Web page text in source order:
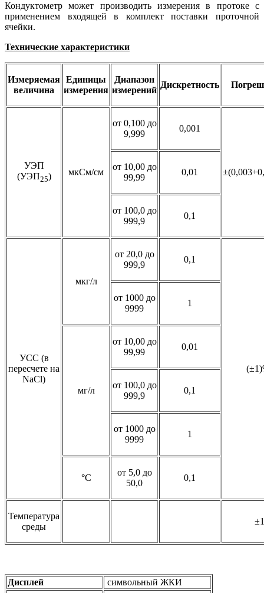
Кондуктометр может производить измерения в протоке с
применением входящей в комплект поставки проточной
ячейки.
Технические характеристики
Измеряемая
величина
Единицы
измерения
Диапазон
измерений
Дискретность
УЭП
(УЭП25) мкСм/см
от 0,100 до
9,999
0,001
от 10,00 до
99,99
0,01
от 100,0 до
999,9
0,1
УСС (в
пересчете на
NaCl)
мкг/л
от 20,0 до
999,9
0,1
от 1000 до
9999
1
мг/л
от 10,00 до
99,99
0,01
от 100,0 до
999,9
0,1
от 1000 до
9999
1
°С
от 5,0 до
50,0
0,1
Температура
среды
±1
Дисплей
символьный ЖКИ